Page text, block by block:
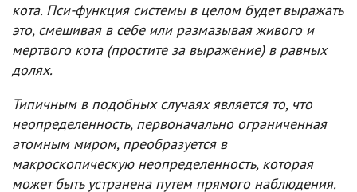
кота. Пси-функция системы в целом будет выражать
это, смешивая в себе или размазывая живого и
мертвого кота (простите за выражение) в равных
долях.
Типичным в подобных случаях является то, что
неопределенность, первоначально ограниченная
атомным миром, преобразуется в
макроскопическую неопределенность, которая
может быть устранена путем прямого наблюдения.